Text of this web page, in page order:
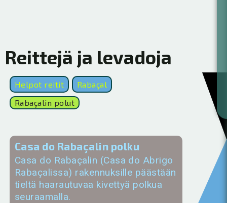
Reittejä ja levadoja
Helpot reitit
Rabaçal
Rabaçalin polut
Casa do Rabaçalin polku
Casa do Rabaçalin (Casa do Abrigo
Rabaçalissa) rakennuksille päästään
tieltä haarautuvaa kivettyä polkua
seuraamalla.